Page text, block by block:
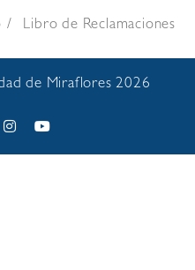
Libro de Reclamaciones
de Miraflores 2026